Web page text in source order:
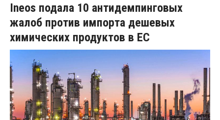
Ineos подала 10 антидемпинговых
жалоб против импорта дешевых
химических продуктов в ЕС